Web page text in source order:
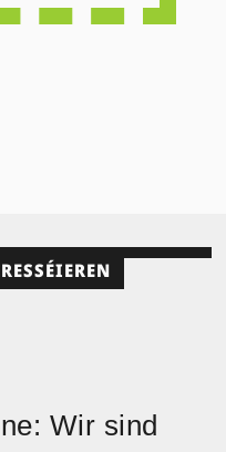
Wir sind